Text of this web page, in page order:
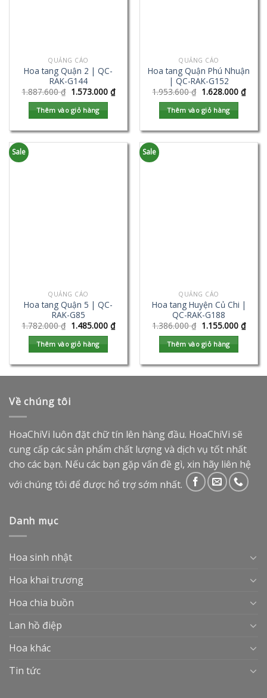
QUẢNG CÁO
Hoa tang Quận 2 | QC-
RAK-G144
1.887.600₫ 1.573.000 ₫
Thêm vào giỏ hàng
QUẢNG CÁO
Hoa tang Quận Phú Nhuận
| QC-RAK-G152
1.953.600₫ 1.628.000 ₫
Thêm vào giỏ hàng
Sale
QUẢNG CÁO
Hoa tang Quận 5 | QC-
RAK-G85
1.782.000₫ 1.485.000 ₫
Thêm vào giỏ hàng
Sale
QUẢNG CÁO
Hoa tang Huyện Củ Chi |
QC-RAK-G188
1.386.000₫ 1.155.000 ₫
Thêm vào giỏ hàng
Về chúng tôi
HoaChiVi luôn đặt chữ tín lên hàng đầu. HoaChiVi sẽ
cung cấp các sản phẩm chất lượng và dịch vụ tốt nhất
cho các bạn. Nếu các bạn gặp vấn đề gì, xin hãy liên hệ
với chúng tôi để được hổ trợ sớm nhất.
Danh mục
Hoa sinh nhật
Hoa khai trương
Hoa chia buồn
Lan hồ điệp
Hoa khác
Tin tức